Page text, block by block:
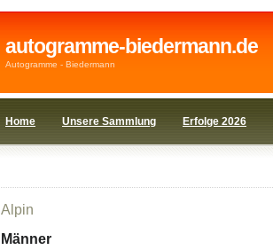
autogramme-biedermann.de
Autogramme - Biedermann
Home Unsere Sammlung Erfolge 2026
Alpin
Männer